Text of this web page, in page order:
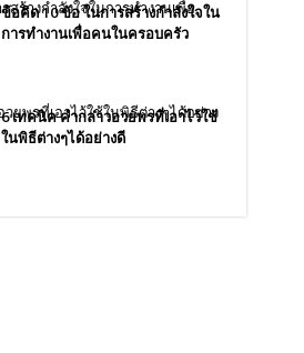
ข้อคิด 10 ข้อ ในการสร้างกำลังใจใน
การทำงานเพื่อคนในครอบครัว
6 เทคนิค คำกล่าวอวยพรที่เอาไว้ใช้
ในพิธีต่างๆได้อย่างดี